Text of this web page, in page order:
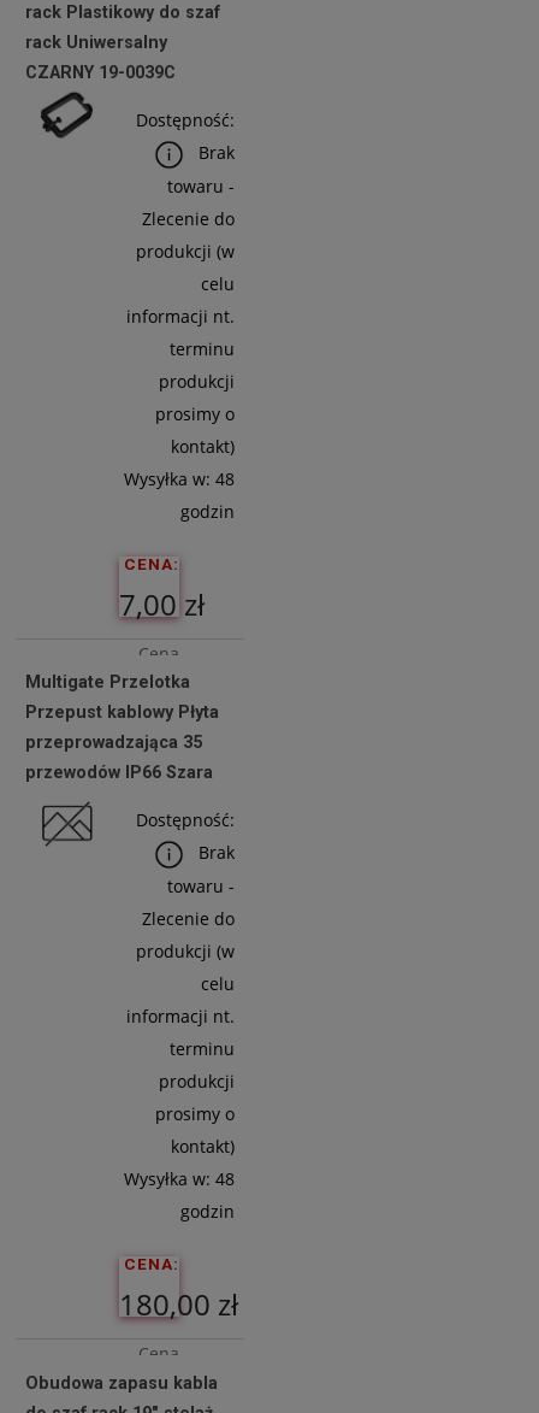
15,45 zł
Do
Koszyka
rack Plastikowy do szaf
rack Uniwersalny
CZARNY 19-0039C
Dostępność:
Brak
towaru -
Zlecenie do
produkcji (w
celu
informacji nt.
terminu
produkcji
prosimy o
kontakt)
Wysyłka w: 48
godzin
CENA:
7,00 zł
Cena
netto:
5,69 zł
Do
Koszyka
Multigate Przelotka
Przepust kablowy Płyta
przeprowadzająca 35
przewodów IP66 Szara
Dostępność:
Brak
towaru -
Zlecenie do
produkcji (w
celu
informacji nt.
terminu
produkcji
prosimy o
kontakt)
Wysyłka w: 48
godzin
CENA:
180,00 zł
Cena
netto:
Obudowa zapasu kabla